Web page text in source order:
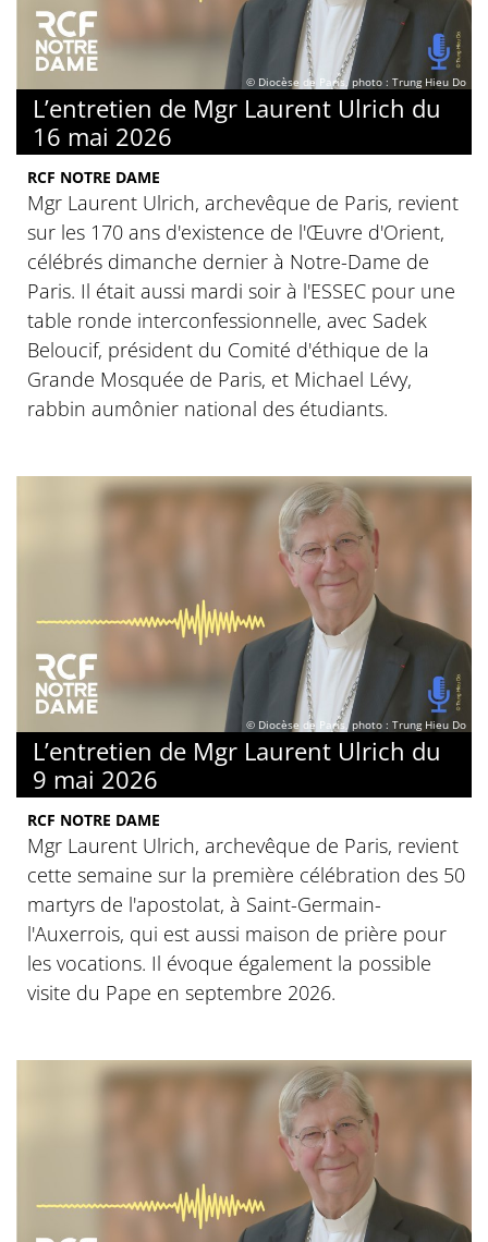
© Diocèse de Paris, photo : Trung Hieu Do
L’entretien de Mgr Laurent Ulrich du
16 mai 2026
RCF NOTRE DAME
Mgr Laurent Ulrich, archevêque de Paris, revient
sur les 170 ans d'existence de l'Œuvre d'Orient,
célébrés dimanche dernier à Notre-Dame de
Paris. Il était aussi mardi soir à l'ESSEC pour une
table ronde interconfessionnelle, avec Sadek
Beloucif, président du Comité d'éthique de la
Grande Mosquée de Paris, et Michael Lévy,
rabbin aumônier national des étudiants.
© Diocèse de Paris, photo : Trung Hieu Do
L’entretien de Mgr Laurent Ulrich du
9 mai 2026
RCF NOTRE DAME
Mgr Laurent Ulrich, archevêque de Paris, revient
cette semaine sur la première célébration des 50
martyrs de l'apostolat, à Saint-Germain-
l'Auxerrois, qui est aussi maison de prière pour
les vocations. Il évoque également la possible
visite du Pape en septembre 2026.